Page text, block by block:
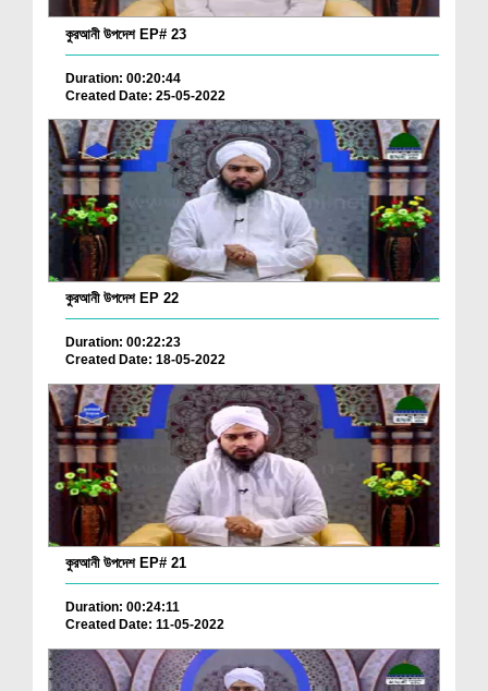
কুরআনী উপদেশ EP# 23
Duration: 00:20:44
Created Date: 25-05-2022
কুরআনী উপদেশ EP 22
Duration: 00:22:23
Created Date: 18-05-2022
কুরআনী উপদেশ EP# 21
Duration: 00:24:11
Created Date: 11-05-2022